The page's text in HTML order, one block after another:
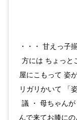
・・・ 甘えっ子
方には ちょっと
屋にこもって 姿
リガリかいて 「
議 ・ 母ちゃん
んで来てお膝に